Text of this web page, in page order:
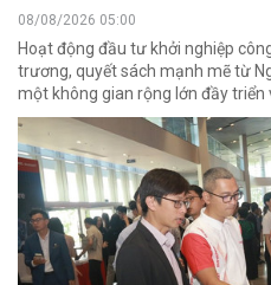
08/08/2026 05:00
Hoạt động đầu tư khởi nghiệp
trương, quyết sách mạnh mẽ từ
một không gian rộng lớn đầy